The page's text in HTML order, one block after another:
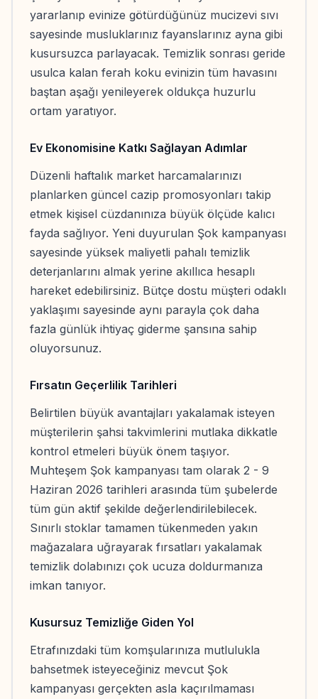
yararlanıp evinize götürdüğünüz mucizevi sıvı
sayesinde musluklarınız fayanslarınız ayna gibi
kusursuzca parlayacak. Temizlik sonrası geride
usulca kalan ferah koku evinizin tüm havasını
baştan aşağı yenileyerek oldukça huzurlu
ortam yaratıyor.
Ev Ekonomisine Katkı Sağlayan Adımlar
Düzenli haftalık market harcamalarınızı
planlarken güncel cazip promosyonları takip
etmek kişisel cüzdanınıza büyük ölçüde kalıcı
fayda sağlıyor. Yeni duyurulan Şok kampanyası
sayesinde yüksek maliyetli pahalı temizlik
deterjanlarını almak yerine akıllıca hesaplı
hareket edebilirsiniz. Bütçe dostu müşteri odaklı
yaklaşımı sayesinde aynı parayla çok daha
fazla günlük ihtiyaç giderme şansına sahip
oluyorsunuz.
Fırsatın Geçerlilik Tarihleri
Belirtilen büyük avantajları yakalamak isteyen
müşterilerin şahsi takvimlerini mutlaka dikkatle
kontrol etmeleri büyük önem taşıyor.
Muhteşem Şok kampanyası tam olarak 2 - 9
Haziran 2026 tarihleri arasında tüm şubelerde
tüm gün aktif şekilde değerlendirilebilecek.
Sınırlı stoklar tamamen tükenmeden yakın
mağazalara uğrayarak fırsatları yakalamak
temizlik dolabınızı çok ucuza doldurmanıza
imkan tanıyor.
Kusursuz Temizliğe Giden Yol
Etrafınızdaki tüm komşularınıza mutlulukla
bahsetmek isteyeceğiniz mevcut Şok
kampanyası gerçekten asla kaçırılmaması